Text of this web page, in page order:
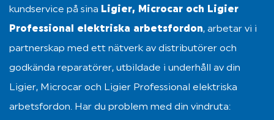
kundservice på sina Ligier, Microcar och Ligier
Professional elektriska arbetsfordon, arbetar vi i
partnerskap med ett nätverk av distributörer och
godkända reparatörer, utbildade i underhåll av din
Ligier, Microcar och Ligier Professional elektriska
arbetsfordon. Har du problem med din vindruta: